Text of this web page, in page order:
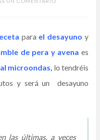
para el desayuno y
de pera y avena es
al microondas, lo tendréis
y será un desayuno
las últimas, a veces